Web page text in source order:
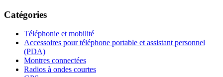
Catégories
Téléphonie et mobilité
Accessoires pour téléphone portable et assistant personnel
(PDA)
Montres connectées
Radios à ondes courtes